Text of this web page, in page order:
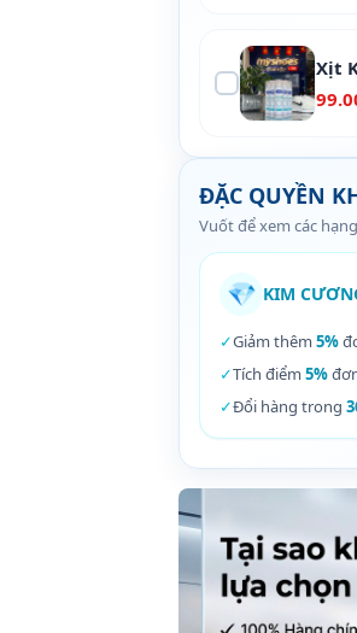
Xịt
ĐẶC QUYỀN
Vuốt để xem các
💎 KIM
✓Giảm thêm 5%
✓Tích điểm 5%
✓Đổi hàng trong